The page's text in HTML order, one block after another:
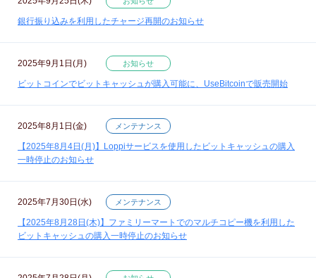
銀行振り込みを利用したチャージ再開のお知らせ
2025年9月1日(月) お知らせ
ビットコインでビットキャッシュが購入可能に、UseBitcoinで販売開始
2025年8月1日(金) メンテナンス
【2025年8月4日(月)】Loppiサービスを使用したビットキャッシュの購入
一時停止のお知らせ
2025年7月30日(水) メンテナンス
【2025年8月28日(木)】ファミリーマートでのマルチコピー機を利用した
ビットキャッシュの購入一時停止のお知らせ